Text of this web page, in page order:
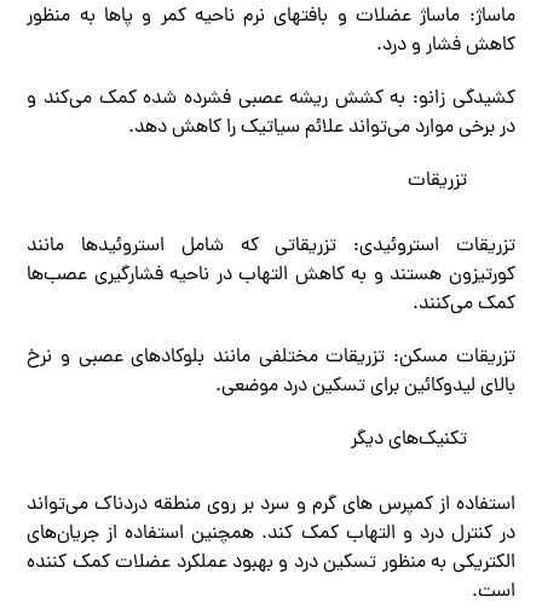
ماساژ: ماساژ عضلات و بافتهای نرم ناحیه کمر و پاها به منظور
کاهش فشار و درد.
کشیدگی زانو: به کشش ریشه عصبی فشرده شده کمک می‌کند و
در برخی موارد می‌تواند علائم سیاتیک را کاهش دهد.
تزریقات
تزریقات استروئیدی: تزریقاتی که شامل استروئیدها مانند
کورتیزون هستند و به کاهش التهاب در ناحیه فشارگیری عصب‌ها
کمک می‌کنند.
تزریقات مسکن: تزریقات مختلفی مانند بلوکادهای عصبی و نرخ
بالای لیدوکائین برای تسکین درد موضعی.
تکنیک‌های دیگر
استفاده از کمپرس های گرم و سرد بر روی منطقه دردناک می‌تواند
در کنترل درد و التهاب کمک کند. همچنین استفاده از جریان‌های
الکتریکی به منظور تسکین درد و بهبود عملکرد عضلات کمک کننده
است.